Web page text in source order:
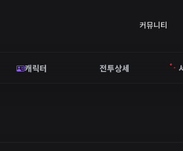
커뮤니티
캐릭터 전투상세